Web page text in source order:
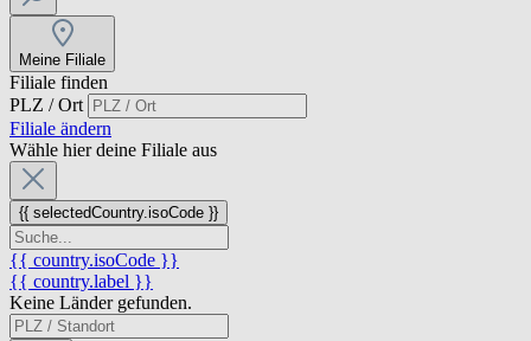
Meine Filiale
Filiale finden
PLZ / Ort
Filiale ändern
Wähle hier deine Filiale aus
{{ selectedCountry.isoCode }}
{{ country.isoCode }}
{{ country.label }}
Keine Länder gefunden.